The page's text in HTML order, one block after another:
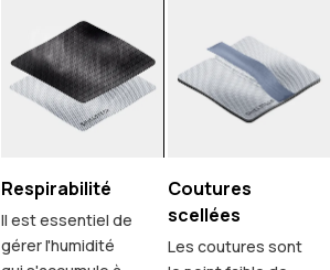
Respirabilité
Il est essentiel de
gérer l'humidité
Coutures
scellées
Les coutures sont